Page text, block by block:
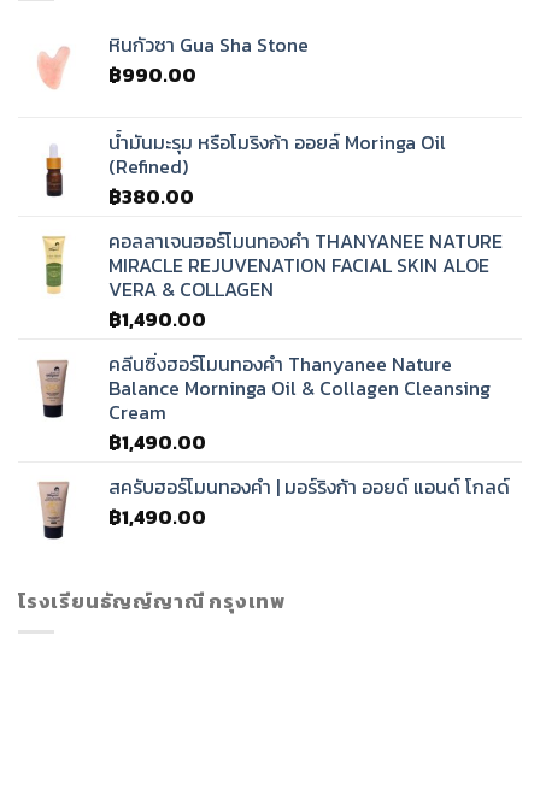
หินกัวซา Gua Sha Stone
฿990.00
น้ำมันมะรุม หรือโมริงก้า ออยล์ Moringa Oil
(Refined)
฿380.00
คอลลาเจนฮอร์โมนทองคำ THANYANEE NATURE
MIRACLE REJUVENATION FACIAL SKIN ALOE
VERA & COLLAGEN
฿1,490.00
คลีนซิ่งฮอร์โมนทองคำ Thanyanee Nature
Balance Morninga Oil & Collagen Cleansing
Cream
฿1,490.00
สครับฮอร์โมนทองคำ | มอร์ริงก้า ออยด์ แอนด์ โกลด์
฿1,490.00
โรงเรียนธัญญ์ญาณี กรุงเทพ